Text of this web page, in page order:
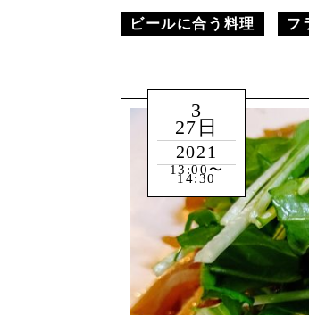
ビールに合う料理 フ
3
27日
2021
13:00〜
14:30